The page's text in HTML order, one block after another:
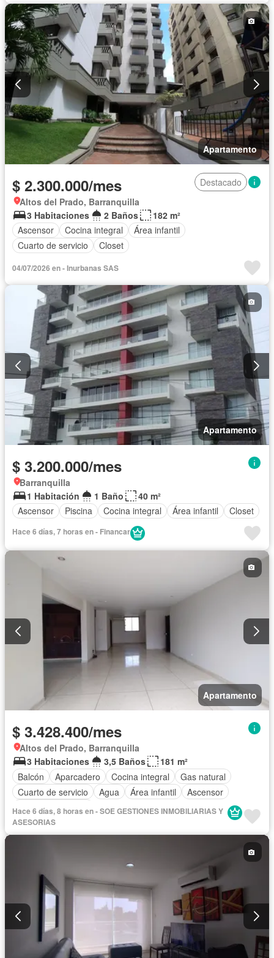
Apartamento
$ 2.300.000/mes
Destacado
Altos del Prado, Barranquilla
3 Habitaciones
2 Baños
182 m²
Ascensor
Cocina integral
Área infantil
Cuarto de servicio
Closet
04/07/2026 en - Inurbanas SAS
Apartamento
$ 3.200.000/mes
Barranquilla
1 Habitación
1 Baño
40 m²
Ascensor
Piscina Cocina integral Área infantil Closet
Hace 6 días, 7 horas en - Financar
Apartamento
$ 3.428.400/mes
Altos del Prado, Barranquilla
3 Habitaciones
3,5 Baños
181 m²
Balcón
Aparcadero Cocina integral
Gas natural
Cuarto de servicio
Agua Área infantil
Ascensor
Seguridad privada
Hace 6 días, 8 horas en - SOE GESTIONES INMOBILIARIAS Y
ASESORIAS